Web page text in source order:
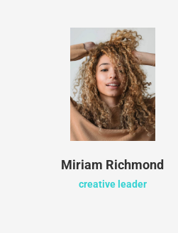
Miriam Richmond
creative leader